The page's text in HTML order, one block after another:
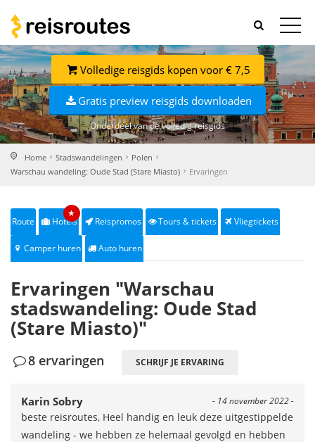
Volledige reisgids kopen voor € 7,5
Gratis preview reisgids downloaden
Onderdeel van de volledig reisgids
Home Stadswandelingen
Polen
Warschau wandeling: Oude Stad (Stare Miasto)
Ervaringen
Route Hotels
★
Reispromos Tours & tickets Vliegtickets
Camper huren Auto huren
Ervaringen "Warschau
stadswandeling: Oude Stad
(Stare Miasto)"
8 ervaringen SCHRIJF JE ERVARING
- 14 november 2022 -
Karin Sobry
beste reisroutes, Heel handig en leuk deze uitgestippelde
wandeling - we hebben ze helemaal gevolgd en hebben